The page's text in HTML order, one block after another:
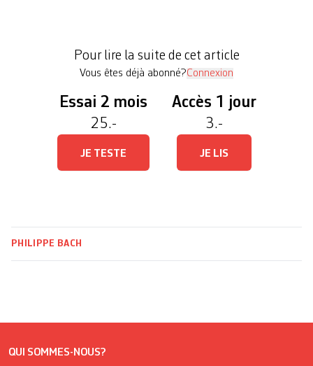
Pour lire la suite de cet article
Vous êtes déjà abonné?Connexion
Essai 2 mois
25.-
JE TESTE
Accès 1 jour
3.-
JE LIS
PHILIPPE BACH
QUI SOMMES-NOUS?